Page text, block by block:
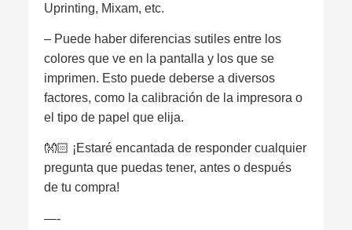
Uprinting, Mixam, etc.
– Puede haber diferencias sutiles entre los
colores que ve en la pantalla y los que se
imprimen. Esto puede deberse a diversos
factores, como la calibración de la impresora o
el tipo de papel que elija.
👐🏻 ¡Estaré encantada de responder cualquier
pregunta que puedas tener, antes o después
de tu compra!
—-